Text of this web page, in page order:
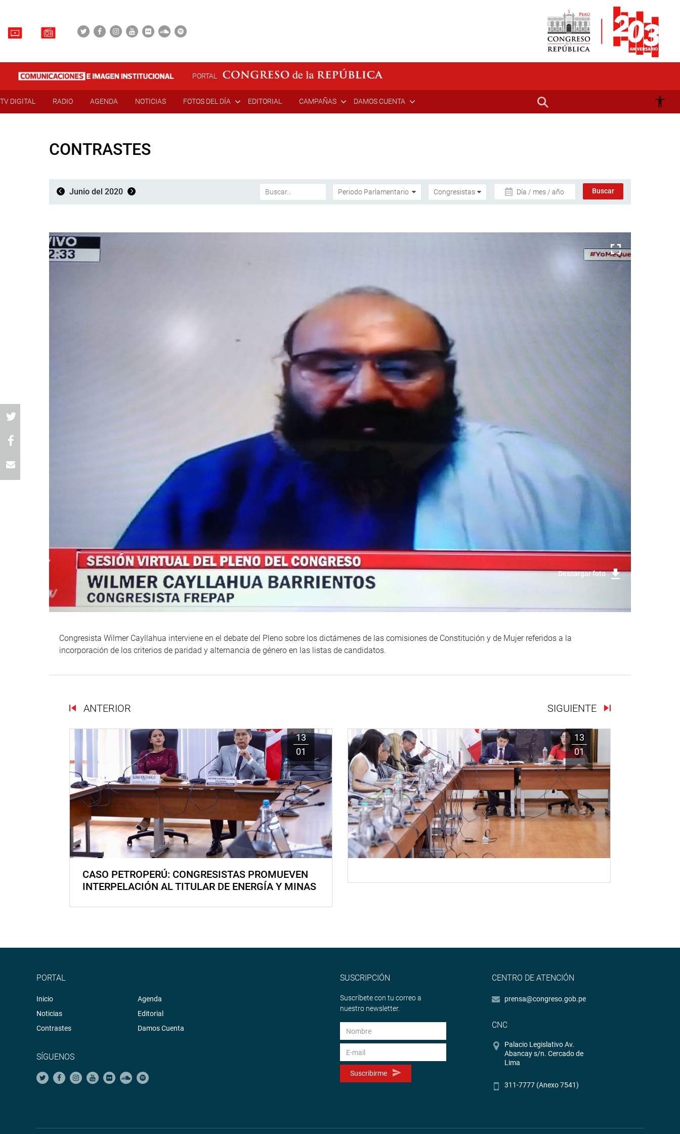
PORTAL
TV DIGITAL RADIO AGENDA NOTICIAS FOTOS DEL DÍA EDITORIAL CAMPAÑAS DAMOS CUENTA
CONTRASTES
Junio del 2020 Día / mes / año
Descargar foto
Congresista Wilmer Cayllahua interviene en el debate del Pleno sobre los dictámenes de las comisiones de Constitución y de Mujer referidos a la
incorporación de los criterios de paridad y alternancia de género en las listas de candidatos.
ANTERIOR SIGUIENTE
13
01
CASO PETROPERÚ: CONGRESISTAS PROMUEVEN
INTERPELACIÓN AL TITULAR DE ENERGÍA Y MINAS
13
01
PORTAL
Inicio
Noticias
Contrastes
Agenda
Editorial
Damos Cuenta
SÍGUENOS
SUSCRIPCIÓN
Suscríbete con tu correo a
nuestro newsletter.
Suscribirme
CENTRO DE ATENCIÓN
prensa@congreso.gob.pe
CNC
Palacio Legislativo Av.
Abancay s/n. Cercado de
Lima
311-7777 (Anexo 7541)